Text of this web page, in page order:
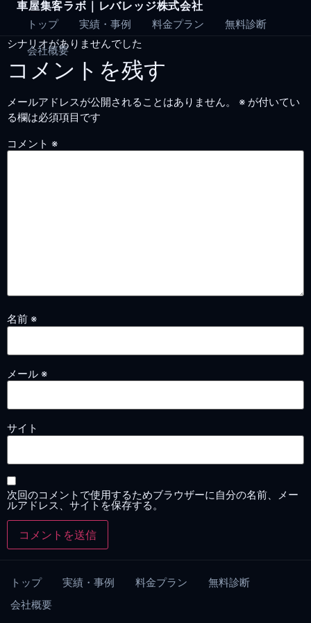
Skip
content
車屋集客ラボ｜レバレッジ株式会社
トップ 実績・事例 料金プラン
無料診断
会社概要
シナリオがありませんでした
コメントを残す
メールアドレスが公開されることはありません。 ※ が付いてい
る欄は必須項目です
コメント ※
名前 ※
メール ※
サイト
次回のコメントで使用するためブラウザーに自分の名前、メー
ルアドレス、サイトを保存する。
トップ 実績・事例 料金プラン
無料診断
会社概要